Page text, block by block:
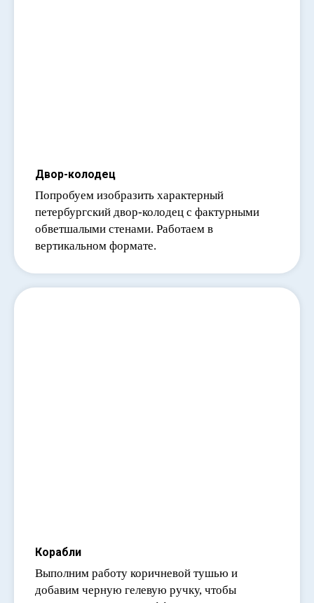
Двор-колодец
Попробуем изобразить характерный
петербургский двор-колодец с фактурными
обветшалыми стенами. Работаем в
вертикальном формате.
Корабли
Выполним работу коричневой тушью и
добавим черную гелевую ручку, чтобы